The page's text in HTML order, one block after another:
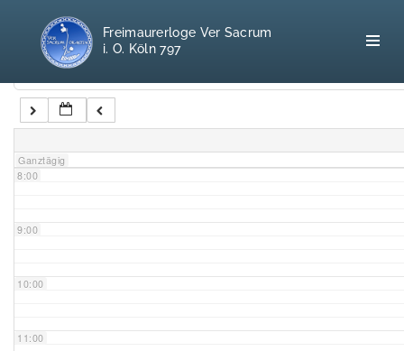
100 F.A.Q.
Freimaurerloge Ver Sacrum
i. O. Köln 797
Kategorien
Ganztägig
7:00
8:00
9:00
10:00
11:00